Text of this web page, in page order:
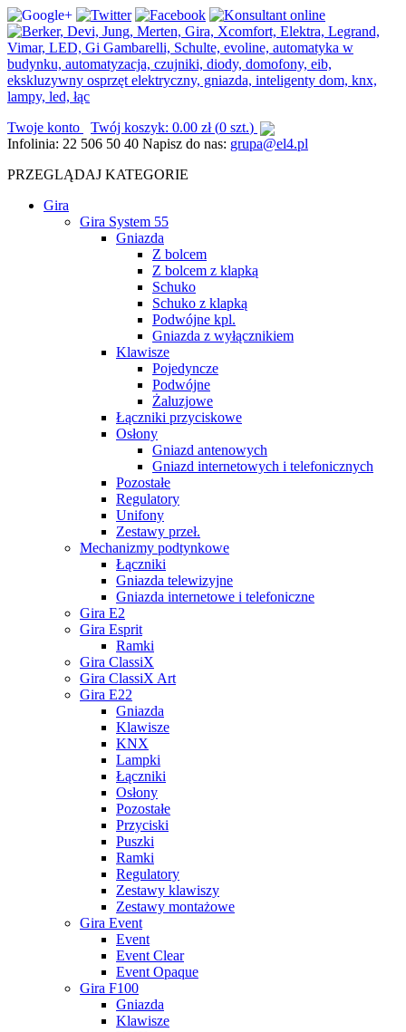
Twoje konto Twój koszyk: 0.00 zł(0 szt.)
Infolinia: 22 506 50 40 Napisz do nas: grupa@el4.pl
PRZEGLĄDAJ KATEGORIE
Gira
Gira System 55
Gniazda
Z bolcem
Z bolcem z klapką
Schuko
Schuko z klapką
Podwójne kpl.
Gniazda z wyłącznikiem
Klawisze
Pojedyncze
Podwójne
Żaluzjowe
Łączniki przyciskowe
Osłony
Gniazd antenowych
Gniazd internetowych i telefonicznych
Pozostałe
Regulatory
Unifony
Zestawy przeł.
Mechanizmy podtynkowe
Łączniki
Gniazda telewizyjne
Gniazda internetowe i telefoniczne
Gira E2
Gira Esprit
Ramki
Gira ClassiX
Gira ClassiX Art
Gira E22
Gniazda
Klawisze
KNX
Lampki
Łączniki
Osłony
Pozostałe
Przyciski
Puszki
Ramki
Regulatory
Zestawy klawiszy
Zestawy montażowe
Gira Event
Event
Event Clear
Event Opaque
Gira F100
Gniazda
Klawisze